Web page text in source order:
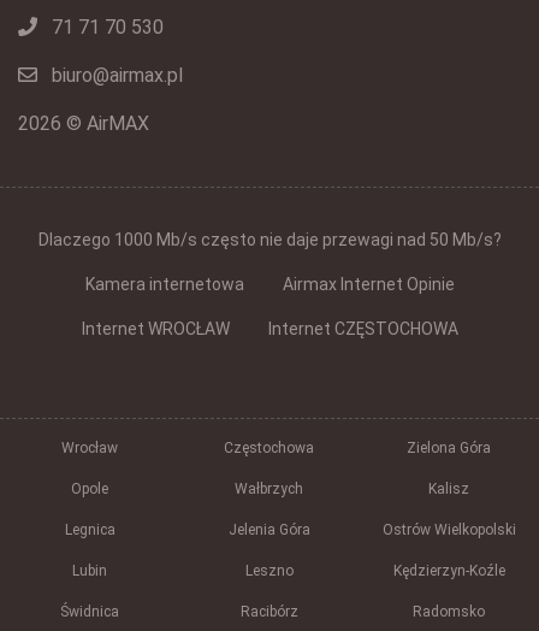
71 71 70 530
biuro@airmax.pl
2026 © AirMAX
Dlaczego 1000 Mb/s często nie daje przewagi nad 50 Mb/s?
Kamera internetowa Airmax Internet Opinie
Internet WROCŁAW Internet CZĘSTOCHOWA
Wrocław Częstochowa Zielona Góra
Opole Wałbrzych Kalisz
Legnica Jelenia Góra Ostrów Wielkopolski
Lubin Leszno Kędzierzyn-Koźle
Świdnica Racibórz Radomsko